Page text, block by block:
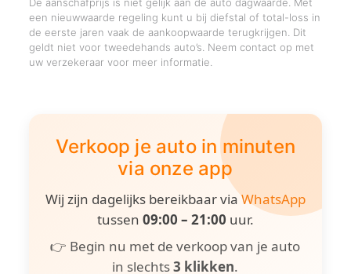
een nieuwwaarde regeling kunt u bij diefstal of total-loss in
de eerste jaren vaak de aankoopwaarde terugkrijgen. Dit
geldt niet voor tweedehands auto’s. Neem contact op met
uw verzekeraar voor meer informatie.
Verkoop je auto in minuten
via onze app
Wij zijn dagelijks bereikbaar viaWhatsApp
tussen 09:00 – 21:00 uur.
👉 Begin nu met de verkoop van je auto
in slechts3 klikken.